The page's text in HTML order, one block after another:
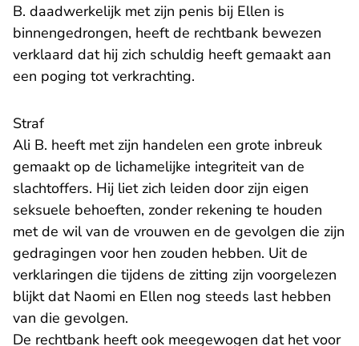
B. daadwerkelijk met zijn penis bij Ellen is
binnengedrongen, heeft de rechtbank bewezen
verklaard dat hij zich schuldig heeft gemaakt aan
een poging tot verkrachting.
Straf
Ali B. heeft met zijn handelen een grote inbreuk
gemaakt op de lichamelijke integriteit van de
slachtoffers. Hij liet zich leiden door zijn eigen
seksuele behoeften, zonder rekening te houden
met de wil van de vrouwen en de gevolgen die zijn
gedragingen voor hen zouden hebben. Uit de
verklaringen die tijdens de zitting zijn voorgelezen
blijkt dat Naomi en Ellen nog steeds last hebben
van die gevolgen.
De rechtbank heeft ook meegewogen dat het voor